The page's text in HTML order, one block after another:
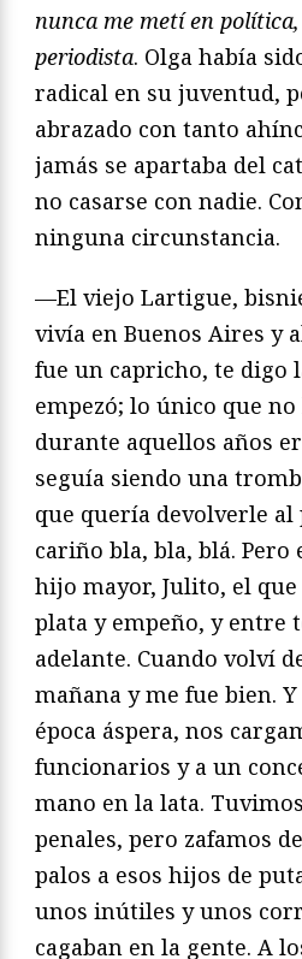
nunca me metí en
periodista. Olga había
radical en su juventud,
abrazado con tanto
jamás se apartaba del
no casarse con nadie.
ninguna circunstancia.
—El viejo Lartigue,
vivía en Buenos Aires y
fue un capricho, te digo
empezó; lo único que
durante aquellos años
seguía siendo una
que quería devolverle al
cariño bla, bla, blá. Pero
hijo mayor, Julito, el
plata y empeño, y entre
adelante. Cuando volví
mañana y me fue bien.
época áspera, nos
funcionarios y a un
mano en la lata.
penales, pero zafamos
palos a esos hijos de
unos inútiles y unos
cagaban en la gente. A